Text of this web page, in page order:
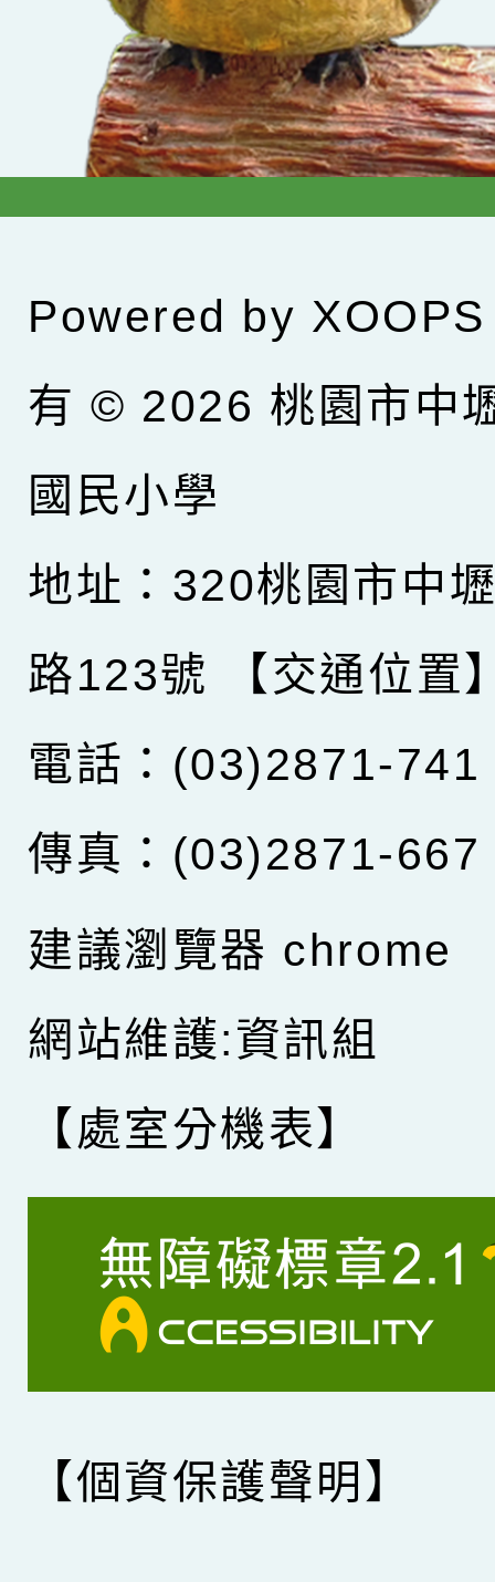
Powered by XOOPS
有 © 2026 桃園市中
國民小學
地址：320桃園市中
路123號
【交通位置
電話：(03)2871-741
傳真：(03)2871-667
建議瀏覽器 chrome
網站維護:資訊組
【處室分機表】
【個資保護聲明】